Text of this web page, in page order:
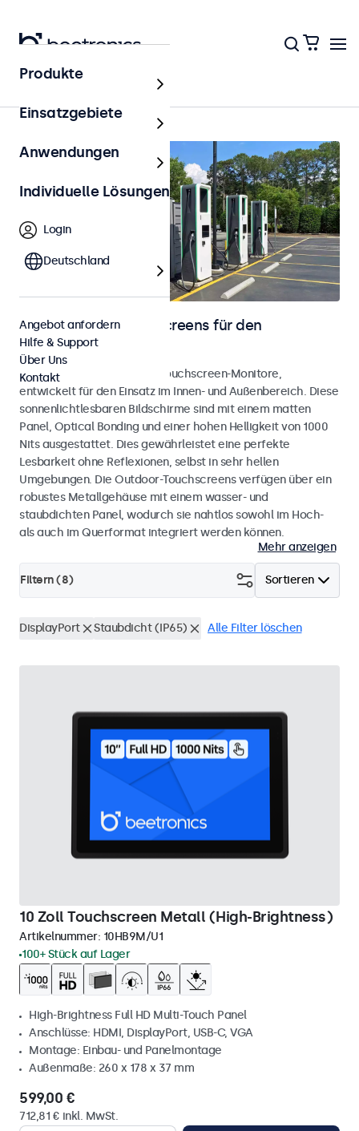
Startseite
Monitore und Touchscreens für den
Außenbereich
Wetterfeste Monitore und Touchscreen-Monitore,
entwickelt für den Einsatz im Innen- und Außenbereich. Diese
sonnenlichtlesbaren Bildschirme sind mit einem matten
Panel, Optical Bonding und einer hohen Helligkeit von 1000
Nits ausgestattet. Dies gewährleistet eine perfekte
Lesbarkeit ohne Reflexionen, selbst in sehr hellen
Umgebungen. Die Outdoor-Touchscreens verfügen über ein
robustes Metallgehäuse mit einem wasser- und
staubdichten Panel, wodurch sie nahtlos sowohl im Hoch-
als auch im Querformat integriert werden können.
Mehr anzeigen
Sortieren
Filtern (8)
DisplayPort Staubdicht (IP65) Alle Filter löschen
10 Zoll Touchscreen Metall (High-Brightness)
Artikelnummer: 10HB9M/U1
100+ Stück auf Lager
High-Brightness Full HD Multi-Touch Panel
Anschlüsse: HDMI, DisplayPort, USB-C, VGA
Montage: Einbau- und Panelmontage
Außenmaße: 260 x 178 x 37 mm
599,00 €
712,81 € inkl. MwSt.
Produkte
Einsatzgebiete
Anwendungen
Individuelle Lösungen
Login
Deutschland
Angebot anfordern
Hilfe & Support
Über Uns
Kontakt